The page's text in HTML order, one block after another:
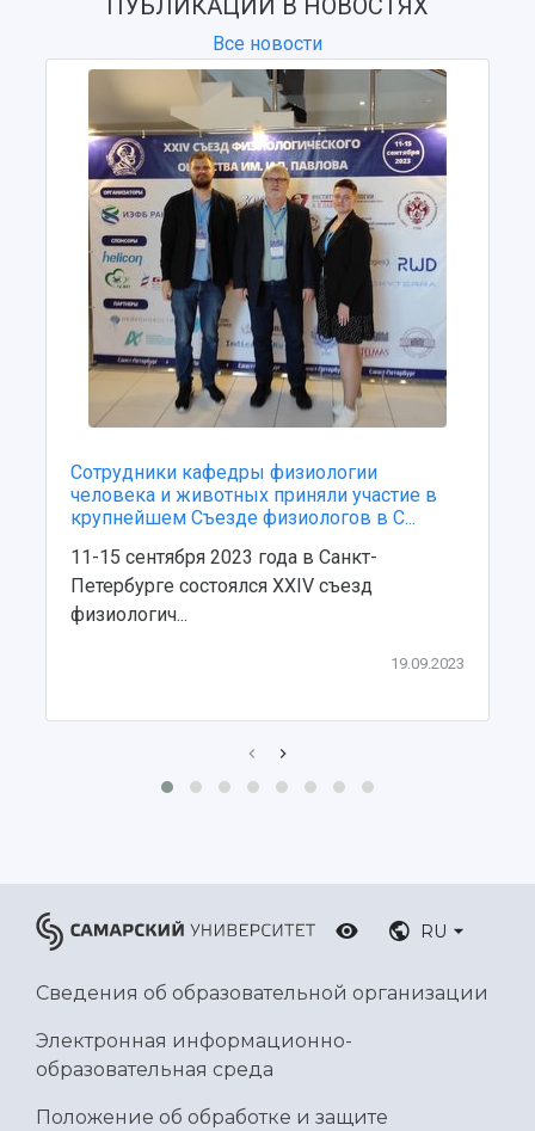
ПУБЛИКАЦИИ В НОВОСТЯХ
Все новости
Сотрудники кафедры физиологии
человека и животных приняли участие в
крупнейшем Съезде физиологов в С...
11-15 сентября 2023 года в Санкт-
Петербурге состоялся XXIV съезд
физиологич...
19.09.2023
RU
Сведения об образовательной организации
Электронная информационно-
образовательная среда
Положение об обработке и защите